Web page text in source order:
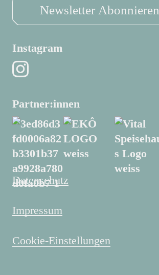
Newsletter Abonnieren
Instagram
Partner:innen
Datenschutz
Impressum
Cookie-Einstellungen